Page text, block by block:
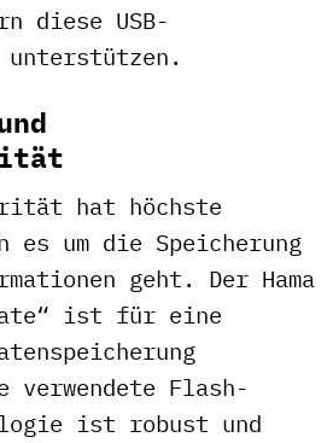
diese USB-
unterstützen.
hat höchste
um die Speicherung
geht. Der Hama
ist für eine
Flash-
ist robust und